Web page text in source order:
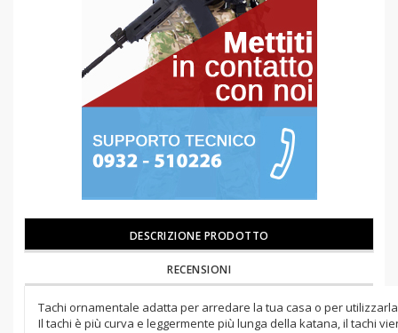
DESCRIZIONE PRODOTTO
RECENSIONI
Tachi ornamentale adatta per arredare la tua casa o per
Il tachi è più curva e leggermente più lunga della katana, il tachi